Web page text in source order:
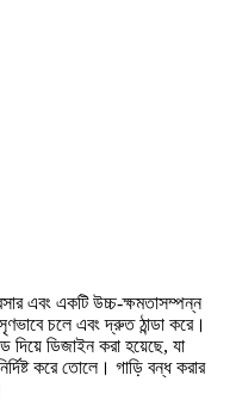
এবং একটি উচ্চ-ক্ষমতাসম্পন্ন
চলে এবং দ্রুত ঠান্ডা করে।
দিয়ে ডিজাইন করা হয়েছে, যা
করে তোলে। গাড়ি বন্ধ করার